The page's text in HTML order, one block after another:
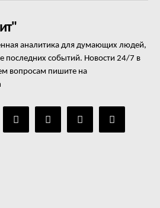
аналитика для думающих людей,
последних событий. Новости 24/7 в
вопросам пишите на